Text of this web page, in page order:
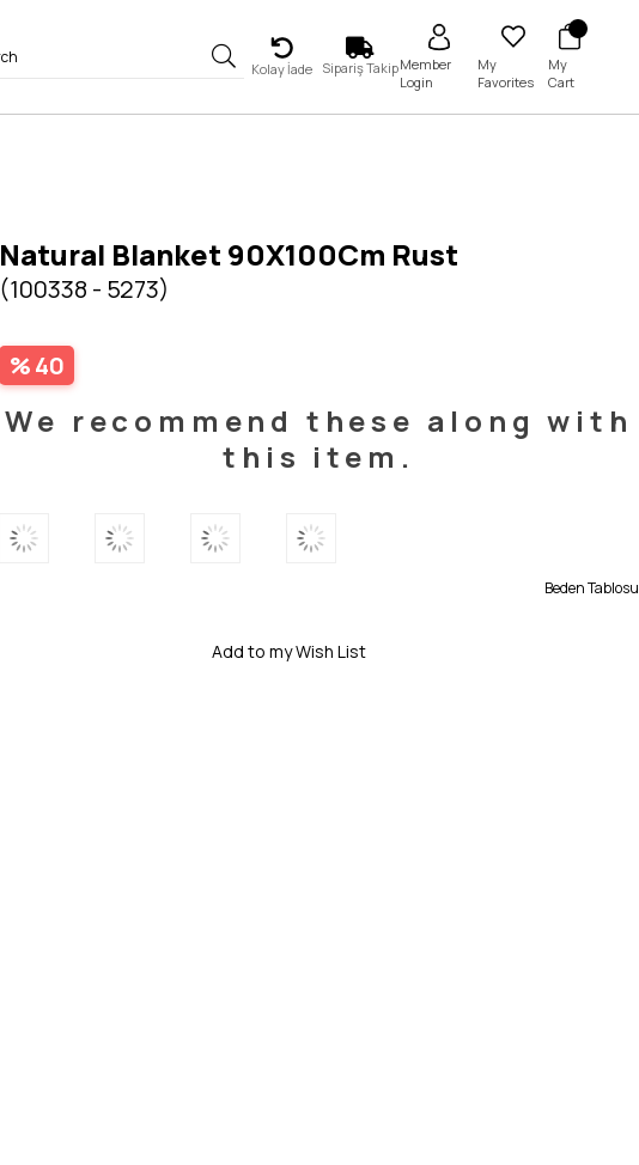
Kolay İade Sipariş TakipMember
Login
My
Favorites
My
Cart
Natural Blanket 90X100Cm Rust
(100338 - 5273)
40
We recommend these along with
this item.
Beden Tablosu
Add to my Wish List